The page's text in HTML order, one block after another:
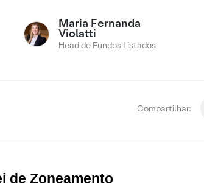
Maria Fernanda
Violatti
Head de Fundos Listados
Compartilhar:
de Zoneamento